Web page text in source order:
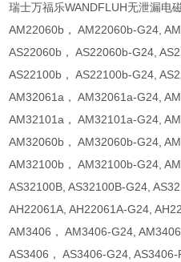
瑞士万福乐WANDFLUH无泄漏电
AM22060b， AM22060b-G24,
AS22060b， AS22060b-G24,
AS22100b， AS22100b-G24,
AM32061a， AM32061a-G24,
AM32101a， AM32101a-G24,
AM32060b， AM32060b-G24,
AM32100b， AM32100b-G24,
AS32100B, AS32100B-G24,
AH22061A, AH22061A-G24,
AM3406， AM3406-G24,
AS3406， AS3406-G24, AS3406-